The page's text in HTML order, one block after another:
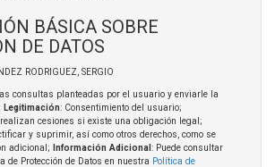
BÁSICA SOBRE
DE DATOS
RODRIGUEZ, SERGIO
consultas planteadas por el usuario y enviarle la
Legitimación: Consentimiento del usuario;
realizan cesiones si existe una obligación legal;
y suprimir, así como otros derechos, como se
adicional;
Información Adicional : Puede consultar
de Protección de Datos en nuestra Política de